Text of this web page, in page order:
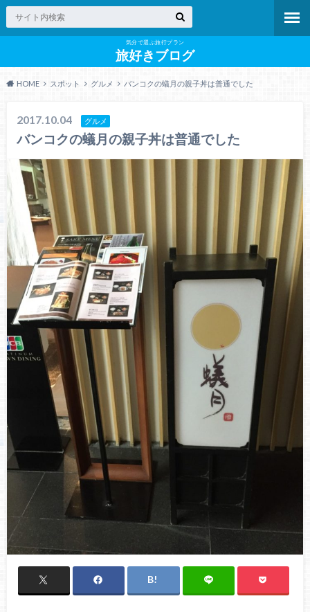
気分で選ぶ旅行プラン
旅好きブログ
HOME スポット グルメ バンコクの蟻月の親子丼は普通でした
2017.10.04 グルメ
バンコクの蟻月の親子丼は普通でした